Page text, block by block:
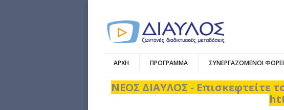
ΑΡΧΗ ΠΡΟΓΡΑΜΜΑ ΣΥΝΕΡΓΑΖΟΜΕΝΟΙ
ΝΕΟΣ ΔΙΑΥΛΟΣ - Επισκεφτείτε